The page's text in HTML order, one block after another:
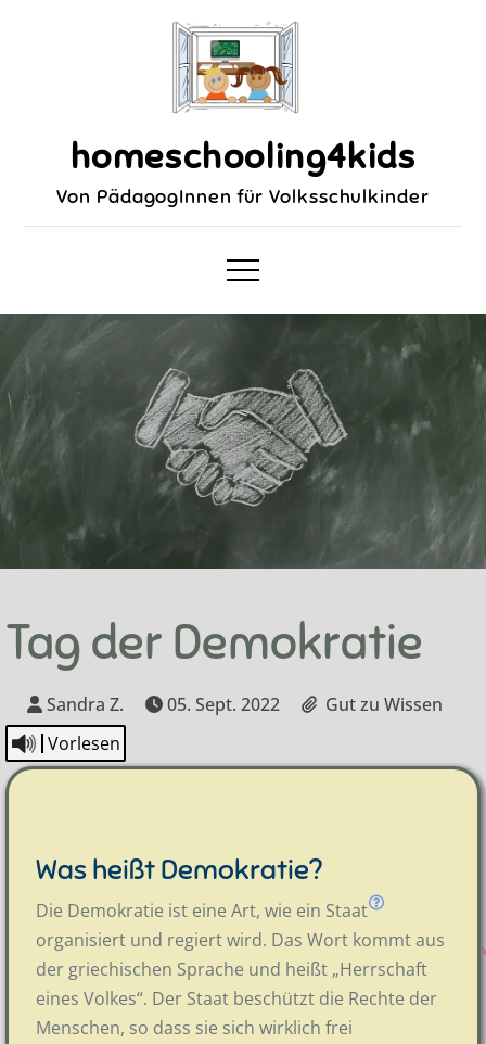
homeschooling4kids
Von PädagogInnen für Volksschulkinder
Tag der Demokratie
Sandra Z. 05. Sept. 2022
Gut zu Wissen
Vorlesen
Was heißt Demokratie?
Die Demokratie ist eine Art, wie ein Staat
organisiert und regiert wird. Das Wort kommt aus
der griechischen Sprache und heißt „Herrschaft
eines Volkes“. Der Staat beschützt die Rechte der
Menschen, so dass sie sich wirklich frei